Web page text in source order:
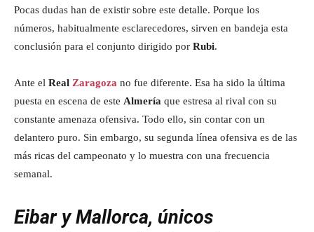
Pocas dudas han de existir sobre este detalle. Porque los
números, habitualmente esclarecedores, sirven en bandeja esta
conclusión para el conjunto dirigido por Rubi.
Ante el Real Zaragoza no fue diferente. Esa ha sido la última
puesta en escena de este Almería que estresa al rival con su
constante amenaza ofensiva. Todo ello, sin contar con un
delantero puro. Sin embargo, su segunda línea ofensiva es de las
más ricas del campeonato y lo muestra con una frecuencia
semanal.
Eibar y Mallorca, únicos